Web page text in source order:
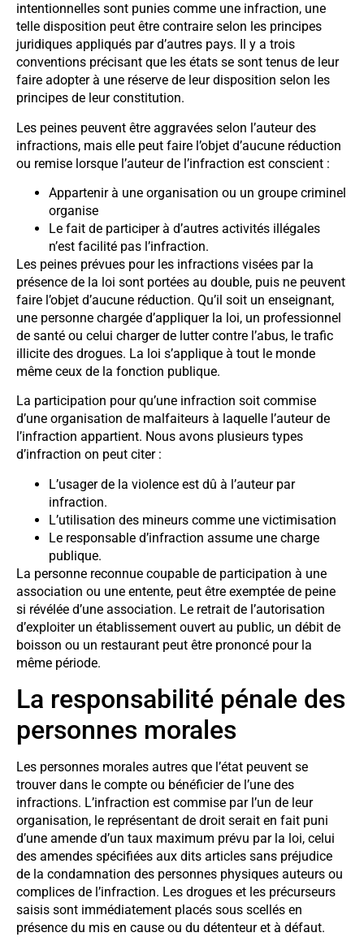
intentionnelles sont punies comme une infraction, une
telle disposition peut être contraire selon les principes
juridiques appliqués par d’autres pays. Il y a trois
conventions précisant que les états se sont tenus de leur
faire adopter à une réserve de leur disposition selon les
principes de leur constitution.
Les peines peuvent être aggravées selon l’auteur des
infractions, mais elle peut faire l’objet d’aucune réduction
ou remise lorsque l’auteur de l’infraction est conscient :
Appartenir à une organisation ou un groupe criminel
organise
Le fait de participer à d’autres activités illégales
n’est facilité pas l’infraction.
Les peines prévues pour les infractions visées par la
présence de la loi sont portées au double, puis ne peuvent
faire l’objet d’aucune réduction. Qu’il soit un enseignant,
une personne chargée d’appliquer la loi, un professionnel
de santé ou celui charger de lutter contre l’abus, le trafic
illicite des drogues. La loi s’applique à tout le monde
même ceux de la fonction publique.
La participation pour qu’une infraction soit commise
d’une organisation de malfaiteurs à laquelle l’auteur de
l’infraction appartient. Nous avons plusieurs types
d’infraction on peut citer :
L’usager de la violence est dû à l’auteur par
infraction.
L’utilisation des mineurs comme une victimisation
Le responsable d’infraction assume une charge
publique.
La personne reconnue coupable de participation à une
association ou une entente, peut être exemptée de peine
si révélée d’une association. Le retrait de l’autorisation
d’exploiter un établissement ouvert au public, un débit de
boisson ou un restaurant peut être prononcé pour la
même période.
La responsabilité pénale des
personnes morales
Les personnes morales autres que l’état peuvent se
trouver dans le compte ou bénéficier de l’une des
infractions. L’infraction est commise par l’un de leur
organisation, le représentant de droit serait en fait puni
d’une amende d’un taux maximum prévu par la loi, celui
des amendes spécifiées aux dits articles sans préjudice
de la condamnation des personnes physiques auteurs ou
complices de l’infraction. Les drogues et les précurseurs
saisis sont immédiatement placés sous scellés en
présence du mis en cause ou du détenteur et à défaut.